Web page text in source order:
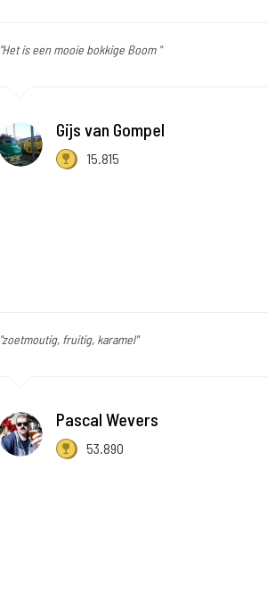
"Het is een mooie bokkige Boom "
Gijs van Gompel
15.815
"zoetmoutig, fruitig, karamel"
Pascal Wevers
53.890